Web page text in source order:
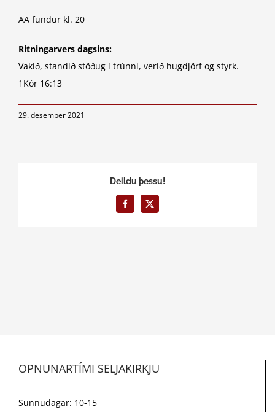
AA fundur kl. 20
Ritningarvers dagsins:
Vakið, standið stöðug í trúnni, verið hugdjörf og styrk.
1Kór 16:13
29. desember 2021
Deildu þessu!
Facebook
X
OPNUNARTÍMI SELJAKIRKJU
Sunnudagar: 10-15